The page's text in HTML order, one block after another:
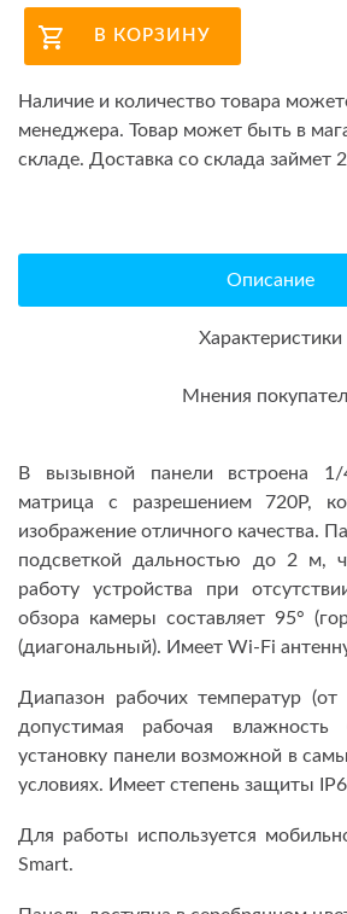
В КОРЗИНУ
Наличие и количество товара
менеджера. Товар может быть в
складе. Доставка со склада займет
Описание
Характеристики
Мнения
В вызывной панели встроена 1/
матрица с разрешением 720Р,
изображение отличного качества.
подсветкой дальностью до 2 м,
работу устройства при
обзора камеры составляет 95°
(диагональный). Имеет Wi-Fi
Диапазон рабочих температур
допустимая рабочая
установку панели возможной в
условиях. Имеет степень защиты
Для работы используется
Smart.